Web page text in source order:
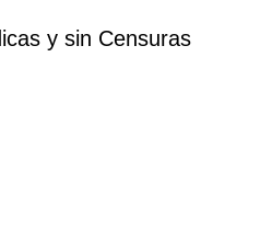
y sin Censuras